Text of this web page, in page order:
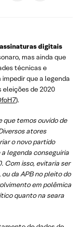
digitais
mas ainda que
técnicas e
que a legenda
eleições de 2020
).
que temos ouvido de
atores
o novo partido
legenda conseguiria
Com isso, evitaria ser
da APB no pleito do
em polêmica
quanto na seara